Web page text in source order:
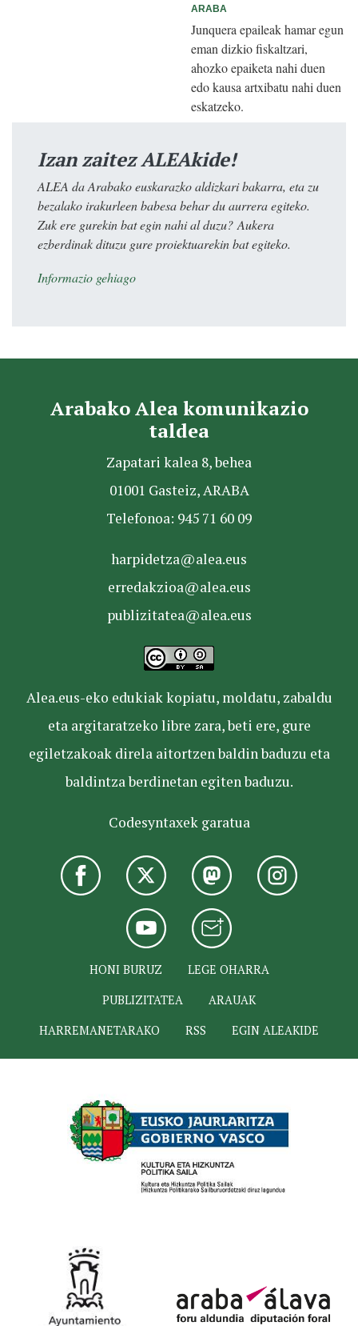
ARABA
Junquera epaileak hamar egun
eman dizkio fiskaltzari,
ahozko epaiketa nahi duen
edo kausa artxibatu nahi duen
eskatzeko.
Izan zaitez ALEAkide!
ALEA da Arabako euskarazko aldizkari bakarra, eta zu
bezalako irakurleen babesa behar du aurrera egiteko.
Zuk ere gurekin bat egin nahi al duzu? Aukera
ezberdinak dituzu gure proiektuarekin bat egiteko.
Informazio gehiago
Arabako Alea komunikazio
taldea
Zapatari kalea 8, behea
01001 Gasteiz, ARABA
Telefonoa: 945 71 60 09
harpidetza@alea.eus
erredakzioa@alea.eus
publizitatea@alea.eus
Alea.eus-eko edukiak kopiatu, moldatu, zabaldu
eta argitaratzeko libre zara, beti ere, gure
egiletzakoak direla aitortzen baldin baduzu eta
baldintza berdinetan egiten baduzu.
Codesyntaxek garatua
HONI BURUZ
LEGE OHARRA
PUBLIZITATEA
ARAUAK
HARREMANETARAKO
RSS EGIN ALEAKIDE